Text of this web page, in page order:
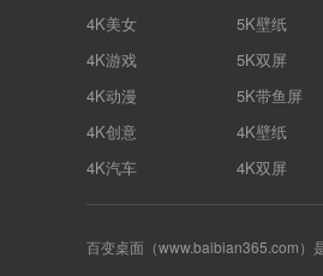
4K美女
4K游戏
4K动漫
4K创意
4K汽车
5K壁纸
5K双屏
5K带鱼屏
4K壁纸
4K双屏
百变桌面（www.baibian365.com）